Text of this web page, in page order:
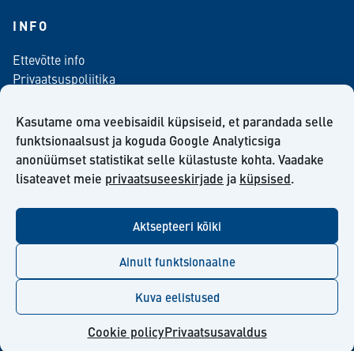
Kasutame oma veebisaidil küpsiseid, et parandada selle
funktsionaalsust ja koguda Google Analyticsiga
anonüümset statistikat selle külastuste kohta. Vaadake
lisateavet meie privaatsuseeskirjade ja küpsised.
Aktsepteeri kõiki
Ainult funktsionaalne
Kuva eelistused
Cookie policyPrivaatsusavaldus
INFO
Ettevõtte info
Privaatsuspoliitika
Meediale
Telli meie uudiskiri
Kiilto Eesti OÜ müügilepingu tingimused
youtube
© Kiilto 2026